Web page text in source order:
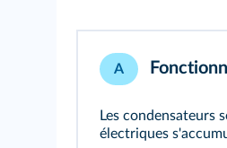
A
Les condensateurs
électriques